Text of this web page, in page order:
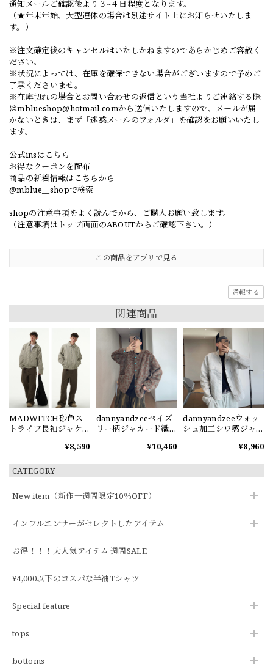
CATEGORY
New item（新作一週間限定10％OFF）
インフルエンサーがセレクトしたアイテム
お得！！！大人気アイテム 週間SALE
¥4,000以下のコスパな半袖Tシャツ
Special feature
tops
bottoms
通知メールご確認後より３~４日程度となります。
（★年末年始、大型連休の場合は別途サイト上にお知らせいたしま
す。）
※注文確定後のキャンセルはいたしかねますのであらかじめご容赦く
ださい。
※状況によっては、在庫を確保できない場合がございますので予めご
了承くださいませ。
※在庫切れの場合とお問い合わせの返信という当社よりご連絡する際
はmblueshop@hotmail.comから送信いたしますので、メールが届
かないときは、まず「迷惑メールのフォルダ」を確認をお願いいたし
ます。
公式insはこちら
お得なクーポンを配布
商品の新着情報はこちらから
@mblue__shopで検索
shopの注意事項をよく読んでから、ご購入お願い致します。
（注意事項はトップ画面のABOUTからご確認下さい。）
この商品をアプリで見る
通報する
関連商品
MADWITCH砂色ス
トライプ長袖ジャケ
¥8,590
dannyandzeeペイズ
リー柄ジャカード織
¥10,460
dannyandzeeウォッ
シュ加工シワ感ジャ
¥8,960